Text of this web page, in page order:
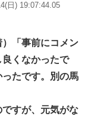
日) 19:07:44.05
「事前にコメン
良くなかったで
たです。別の馬
すが、元気がな